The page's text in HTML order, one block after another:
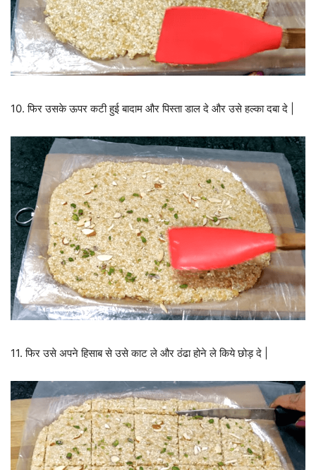
10. फिर उसके ऊपर कटी हुई बादाम और पिस्ता डाल दे और उसे हल्का दबा दे |
11. फिर उसे अपने हिसाब से उसे काट ले और ठंढा होने ले किये छोड़ दे |